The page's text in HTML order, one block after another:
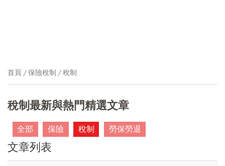
首頁 保險稅制 稅制
稅制最新與熱門精選文章
全部 保險 稅制 勞保勞退
文章列表